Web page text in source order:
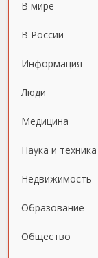
В мире
В России
Информация
Люди
Медицина
Наука и техника
Недвижимость
Образование
Общество